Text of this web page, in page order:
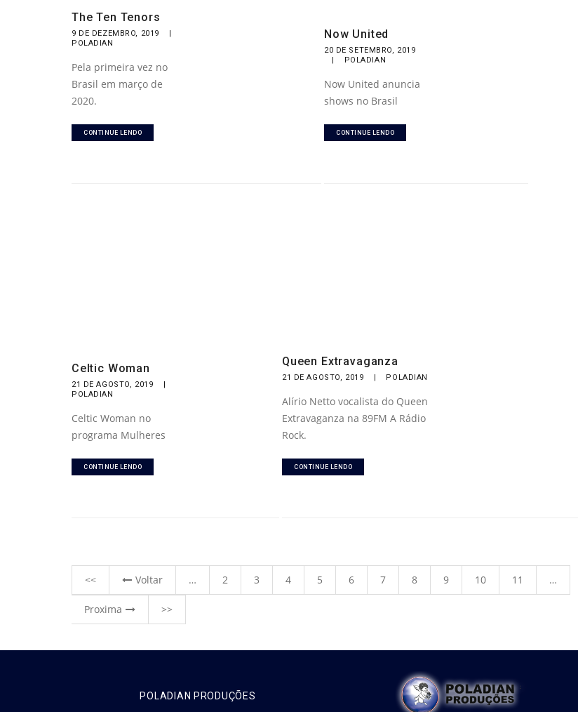
The Ten Tenors
9 DE DEZEMBRO, 2019
|
POLADIAN
Pela primeira vez no
Brasil em março de
2020.
CONTINUE LENDO
Now United
20 DE SETEMBRO, 2019
|
POLADIAN
Now United anuncia
shows no Brasil
CONTINUE LENDO
Celtic Woman
21 DE AGOSTO, 2019
|
POLADIAN
Celtic Woman no
programa Mulheres
CONTINUE LENDO
Queen Extravaganza
21 DE AGOSTO, 2019 | POLADIAN
Alírio Netto vocalista do Queen
Extravaganza na 89FM A Rádio
Rock.
CONTINUE LENDO
<< Voltar … 2 3 4 5 6 7 8 9 10 11 …
Proxima >>
POLADIAN PRODUÇÕES